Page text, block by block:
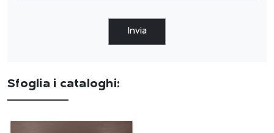
Invia
Sfoglia i cataloghi: